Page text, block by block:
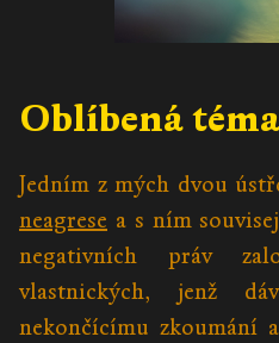
Oblíbená
Jedním z mých dvou
neagrese a s ním
negativních práv
vlastnických, jenž
nekončícímu zkoumání